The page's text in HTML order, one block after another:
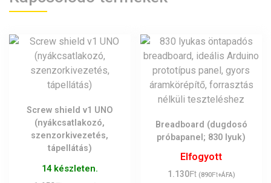
Screw shield v1 UNO
(nyákcsatlakozó,
szenzorkivezetés,
tápellátás)
14 készleten.
Breadboard (dugdosó
próbapanel; 830 lyuk)
Elfogyott
1.130Ft (890Ft+ÁFA)